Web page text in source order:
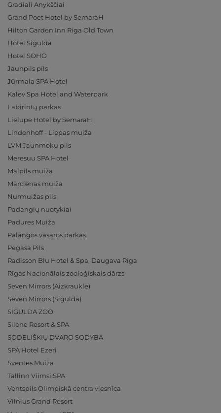
Gradiali Anykščiai
Grand Poet Hotel by SemaraH
Hilton Garden Inn Riga Old Town
Hotel Sigulda
Hotel SOHO
Jaunpils pils
Jūrmala SPA Hotel
Kalev Spa Hotel and Waterpark
Labirintų parkas
Lielupe Hotel by SemaraH
Lindenhoff - Liepas muiža
LVM Jaunmoku pils
Meresuu SPA Hotel
Mālpils muiža
Mārcienas muiža
Nurmuižas pils
Padangių nuotykiai
Padures Muiža
Palangos vasaros parkas
Pegasa Pils
Radisson Blu Hotel & Spa, Daugava Riga
Rīgas Nacionālais zooloģiskais dārzs
Seven Mirrors (Aizkraukle)
Seven Mirrors (Sigulda)
SIGULDA ZOO
Silene Resort & SPA
SODELIŠKIŲ DVARO SODYBA
SPA Hotel Ezeri
Sventes Muiža
Tallinn Viimsi SPA
Ventspils Olimpiskā centra viesnīca
Vilnius Grand Resort